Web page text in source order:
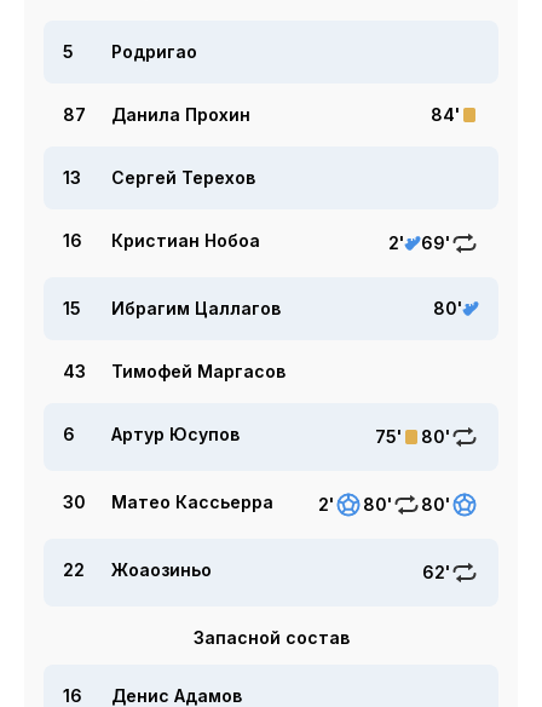
5 Родригао
87 Данила Прохин 84'
13 Сергей Терехов
16 Кристиан Нобоа 2' 69'
15 Ибрагим Цаллагов 80'
43 Тимофей Маргасов
6 Артур Юсупов 75' 80'
30 Матео Кассьерра 2' 80' 80'
22 Жоаозиньо 62'
Запасной состав
16 Денис Адамов